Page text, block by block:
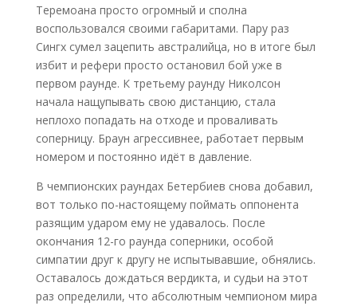
Теремоана просто огромный и сполна
воспользовался своими габаритами. Пару раз
Сингх сумел зацепить австралийца, но в итоге был
избит и рефери просто остановил бой уже в
первом раунде. К третьему раунду Николсон
начала нащупывать свою дистанцию, стала
неплохо попадать на отходе и проваливать
соперницу. Браун агрессивнее, работает первым
номером и постоянно идёт в давление.
В чемпионских раундах Бетербиев снова добавил,
вот только по-настоящему поймать оппонента
разящим ударом ему не удавалось. После
окончания 12-го раунда соперники, особой
симпатии друг к другу не испытывавшие, обнялись.
Оставалось дождаться вердикта, и судьи на этот
раз определили, что абсолютным чемпионом мира